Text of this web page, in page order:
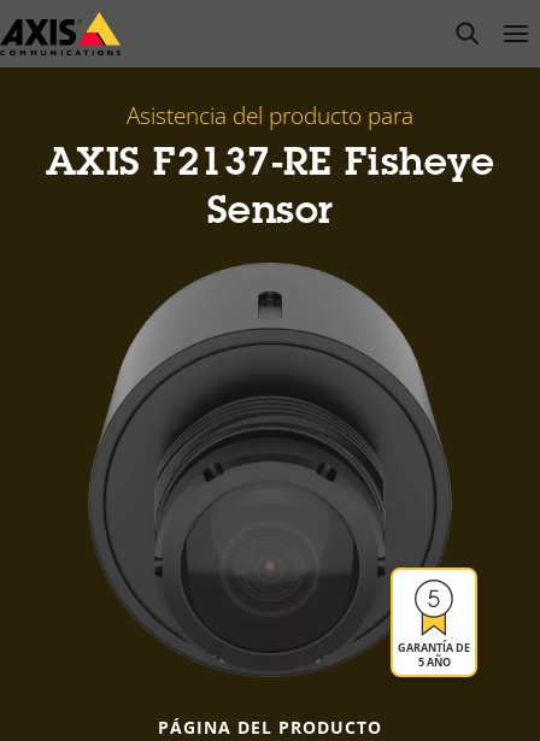
Saltar
al
open
Asistencia del producto para
AXIS F2137-RE Fisheye
Sensor​
GARANTÍA DE
5 AÑO
PÁGINA DEL PRODUCTO